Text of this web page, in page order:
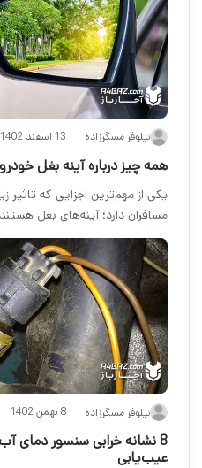
نیلوفر مسگرزاده 13 اسفند 1402
همه چیز درباره آینه بغل خودرو
یکی از مهم‌ترین اجزایی که
مسافران دارد؛ آینه‌های بغل
نیلوفر مسگرزاده 8 بهمن 1402
8 نشانه خرابی سنسور
عیب‌یابی